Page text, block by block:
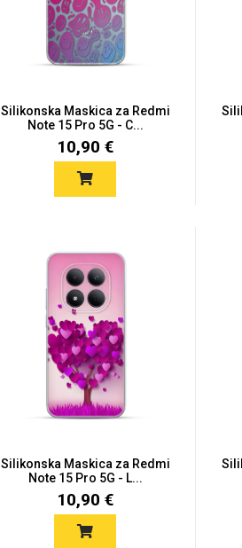
Silikonska Maskica za Redmi
Note 15 Pro 5G - C...
10,90 €
Silikonska Maskica za Redmi
Note 15 Pro 5G - L...
10,90 €